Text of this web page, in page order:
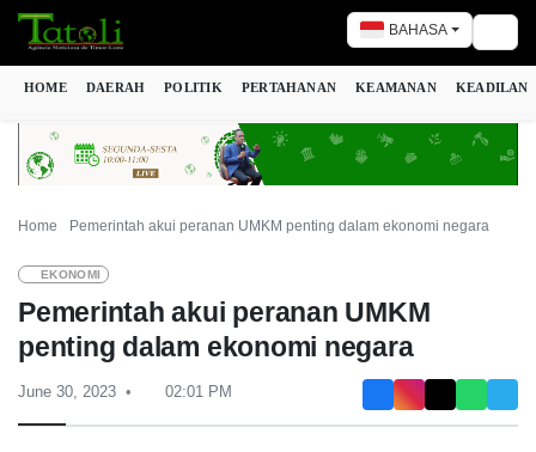
BAHASA
HOME DAERAH POLITIK PERTAHANAN KEAMANAN KEADILAN
Home Pemerintah akui peranan UMKM penting dalam ekonomi negara
EKONOMI
Pemerintah akui peranan UMKM
penting dalam ekonomi negara
June 30, 2023 02:01 PM